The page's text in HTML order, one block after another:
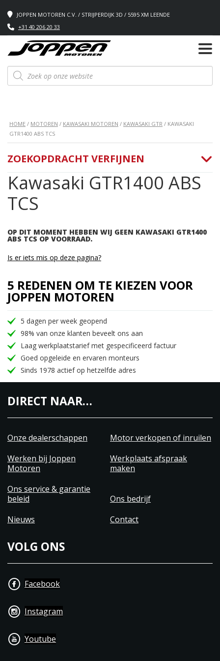
JOPPEN MOTOREN C.V. / STRIJPERDIJK 3D / 5595 XM LEENDE
+31 40 206 20 33
Producten
zoeken
HOME / MOTOREN / KAWASAKI MOTOREN / KAWASAKI GTR / KAWASAKI
GTR1400 ABS TCS
Kawasaki GTR1400 ABS
TCS
OP DIT MOMENT HEBBEN WIJ GEEN KAWASAKI GTR1400
ABS TCS OP VOORRAAD.
ZOEKOPDRACHT VERFIJNEN
Is er iets mis op deze pagina?
5 REDENEN OM TE KIEZEN VOOR
JOPPEN MOTOREN
5 dagen per week geopend
98% van onze klanten beveelt ons aan
Laag werkplaatstarief met gespecificeerd factuur
Goed opgeleide en ervaren monteurs
Sinds 1978 actief op hetzelfde adres
DIRECT NAAR…
Onze dealerschappen
Motor verkopen of inruilen
Werken bij Joppen
Motoren
Werkplaats afspraak
maken
Ons service & garantie
beleid
Ons bedrijf
Nieuws
Contact
VOLG ONS
Facebook
Instagram
Youtube